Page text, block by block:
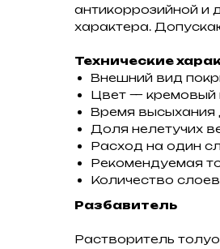
антикоррозийной и
характера.
Технические
Внешний вид
Цвет — кремовый
Время высыхания
Доля нелетучих
Расход на один
Рекомендуемая
Количество
Разбавитель
Растворитель